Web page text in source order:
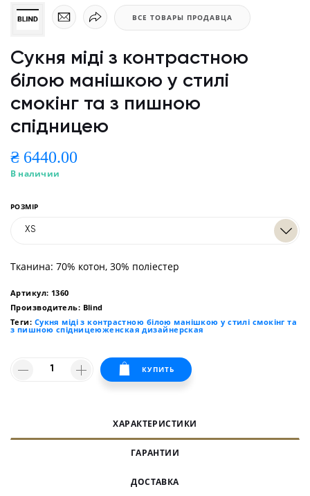
ВСЕ ТОВАРЫ ПРОДАВЦА
Сукня міді з контрастною
білою манішкою у стилі
смокінг та з пишною
спідницею
₴ 6440.00
В наличии
РОЗМІР
XS
Тканина: 70% котон, 30% поліестер
Артикул: 1360
Производитель: Blind
Теги: Сукня міді з контрастною білою манішкою у стилі смокінг та
з пишною спідницеюженская дизайнерская
КУПИТЬ
ХАРАКТЕРИСТИКИ
ГАРАНТИИ
ДОСТАВКА